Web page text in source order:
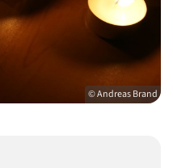
© Andreas Brand